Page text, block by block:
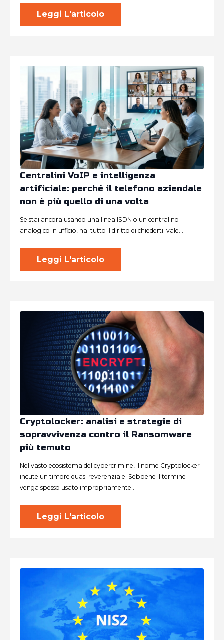
Leggi L'articolo
Centralini VoIP e intelligenza
artificiale: perché il telefono aziendale
non è più quello di una volta
Se stai ancora usando una linea ISDN o un centralino
analogico in ufficio, hai tutto il diritto di chiederti: vale…
Leggi L'articolo
Cryptolocker: analisi e strategie di
sopravvivenza contro il Ransomware
più temuto
Nel vasto ecosistema del cybercrimine, il nome Cryptolocker
incute un timore quasi reverenziale. Sebbene il termine
venga spesso usato impropriamente…
Leggi L'articolo